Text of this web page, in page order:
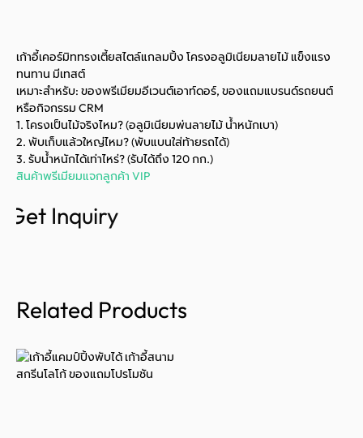
เก้าอี้เคอร์มิททรงเตี้ยสไตล์แกลมปิ้ง โครงอลูมิเนียมลายไม้ แข็งแรง
ทนทาน มีเทสต์
เหมาะสำหรับ: ของพรีเมียมอีเวนต์เอาท์ดอร์, ของแถมแบรนด์รถยนต์
หรือกิจกรรม CRM
1. โครงเป็นไม้จริงไหม? (อลูมิเนียมพ่นลายไม้ น้ำหนักเบา)
2. พับเก็บแล้วใหญ่ไหม? (พับแบนใส่ท้ายรถได้)
3. รับน้ำหนักได้เท่าไหร่? (รับได้ถึง 120 กก.)
สินค้าพรีเมียมแจกลูกค้า VIP
Get Inquiry
Related Products